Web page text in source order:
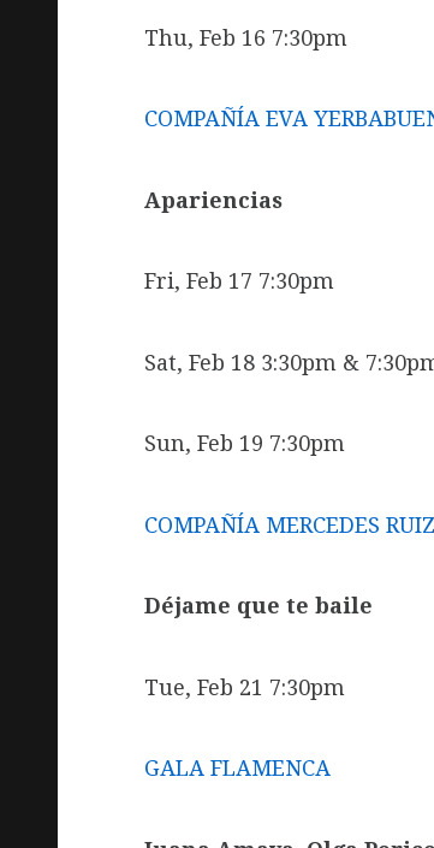
Thu, Feb 16 7:30pm
COMPAÑÍA EVA
Apariencias
Fri, Feb 17 7:30pm
Sat, Feb 18 3:30pm &
Sun, Feb 19 7:30pm
COMPAÑÍA MERCEDES RUIZ
Déjame que te baile
Tue, Feb 21 7:30pm
GALA FLAMENCA